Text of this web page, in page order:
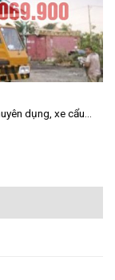
dụng, xe cẩu...